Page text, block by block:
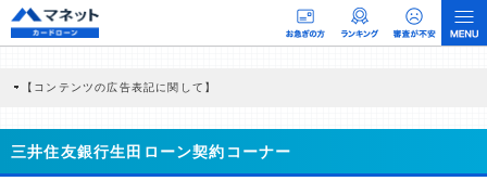
【コンテンツの広告表記に関して】
商品を根拠なくPRするものではなく、当編集部の調査／ユーザーへの口コミ収集な
どに基づき、公平性を担保した情報提供を行っています。
三井住友銀行生田ローン契約コーナー